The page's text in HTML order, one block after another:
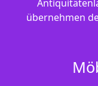
übernehmen